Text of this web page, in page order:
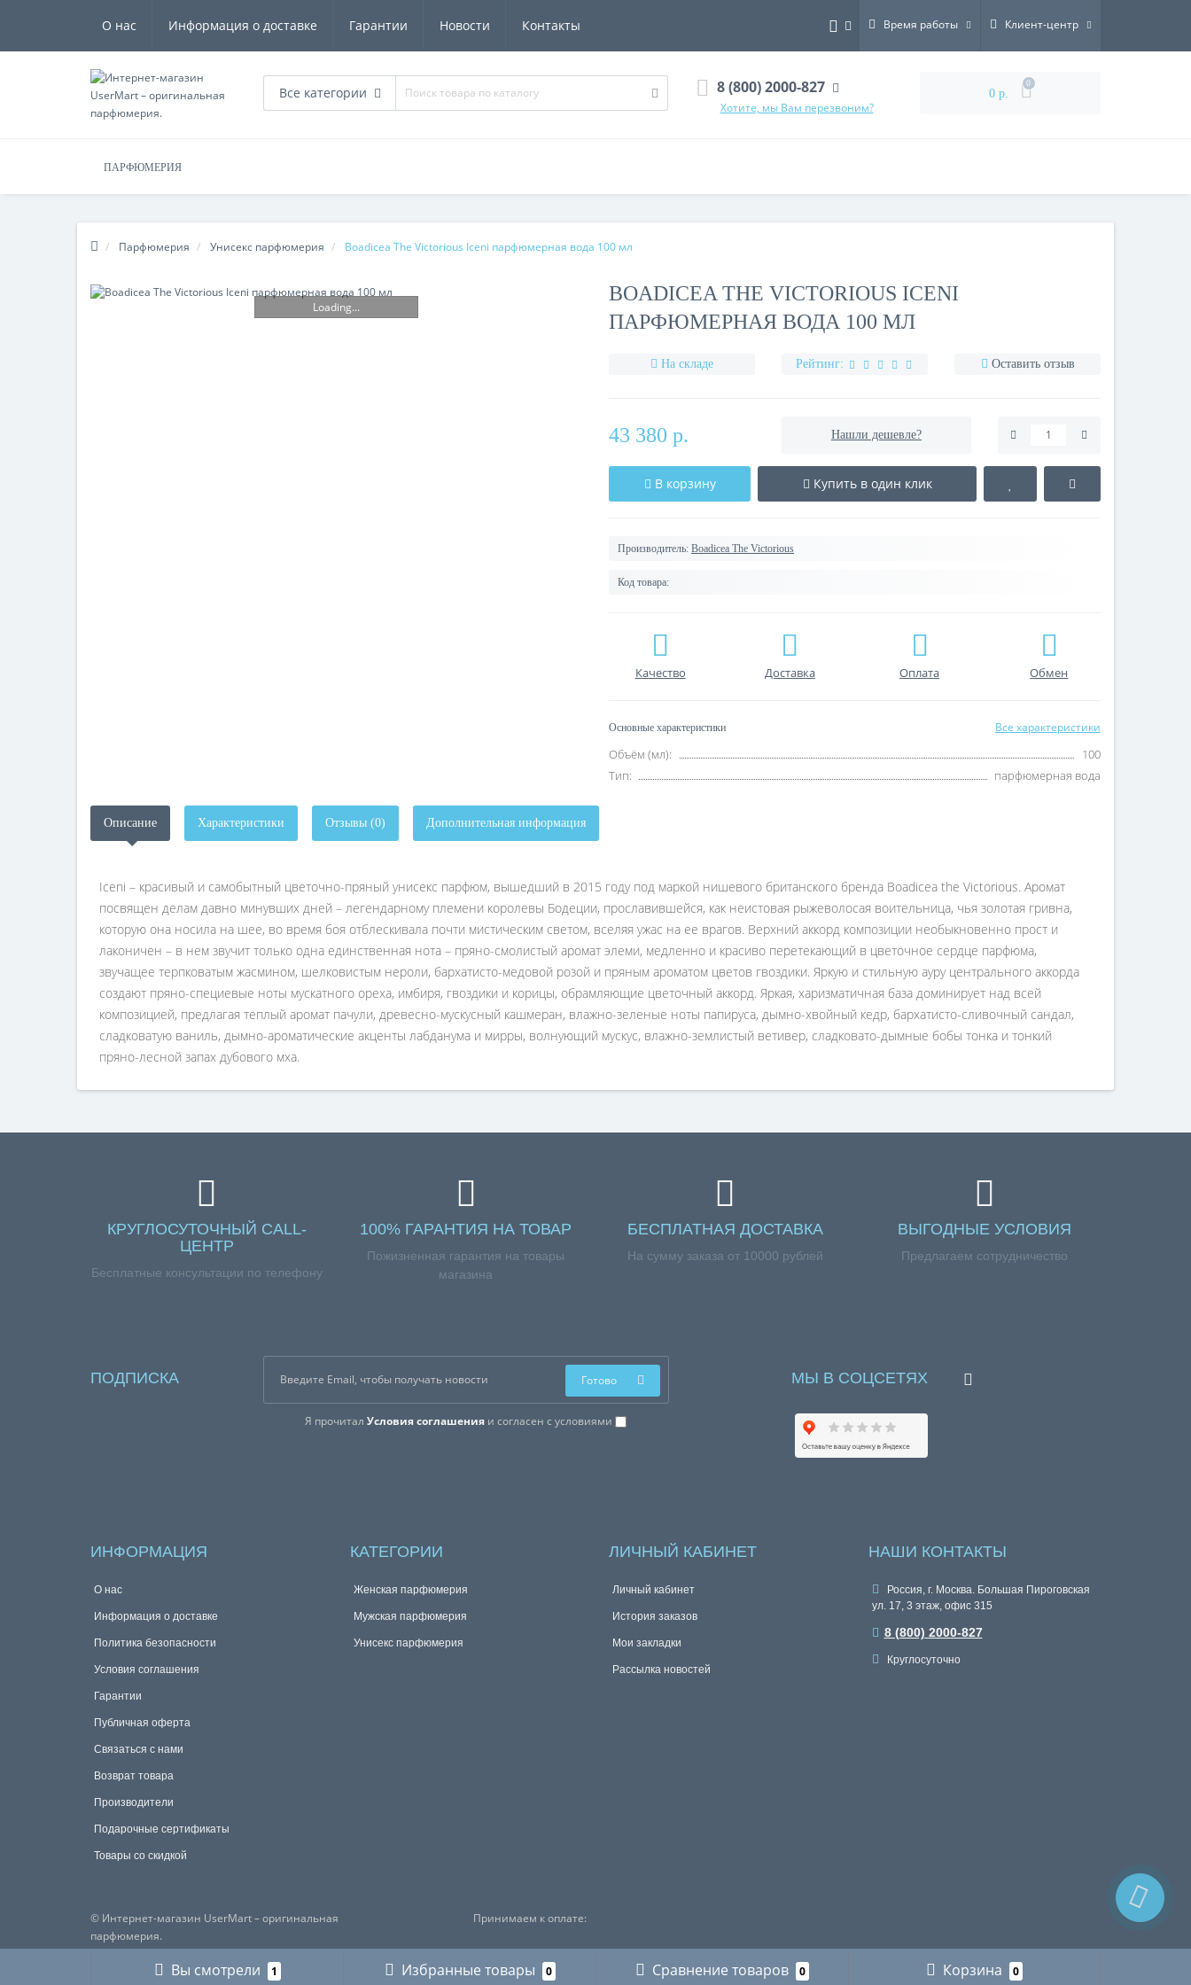
О нас Информация о доставке Гарантии Новости Контакты Время работы Клиент-центр
Все категории 8 (800) 2000-827
Хотите, мы Вам перезвоним?
0 р.
0
ПАРФЮМЕРИЯ
Парфюмерия Унисекс парфюмерия Boadicea The Victorious Iceni парфюмерная вода 100 мл
Loading...
BOADICEA THE VICTORIOUS ICENI
ПАРФЮМЕРНАЯ ВОДА 100 МЛ
На складе Рейтинг: Оставить отзыв
43 380 р. Нашли дешевле?
В корзину Купить в один клик
Производитель: Boadicea The Victorious
Код товара:
Качество Доставка Оплата Обмен
Основные характеристики Все характеристики
Объём (мл):
100
Тип:
парфюмерная вода
Описание Характеристики Отзывы (0) Дополнительная информация
Iceni – красивый и самобытный цветочно-пряный унисекс парфюм, вышедший в 2015 году под маркой нишевого британского бренда Boadicea the Victorious. Аромат
посвящен делам давно минувших дней – легендарному племени королевы Бодеции, прославившейся, как неистовая рыжеволосая воительница, чья золотая гривна,
которую она носила на шее, во время боя отблескивала почти мистическим светом, вселяя ужас на ее врагов. Верхний аккорд композиции необыкновенно прост и
лаконичен – в нем звучит только одна единственная нота – пряно-смолистый аромат элеми, медленно и красиво перетекающий в цветочное сердце парфюма,
звучащее терпковатым жасмином, шелковистым нероли, бархатисто-медовой розой и пряным ароматом цветов гвоздики. Яркую и стильную ауру центрального аккорда
создают пряно-специевые ноты мускатного ореха, имбиря, гвоздики и корицы, обрамляющие цветочный аккорд. Яркая, харизматичная база доминирует над всей
композицией, предлагая теплый аромат пачули, древесно-мускусный кашмеран, влажно-зеленые ноты папируса, дымно-хвойный кедр, бархатисто-сливочный сандал,
сладковатую ваниль, дымно-ароматические акценты лабданума и мирры, волнующий мускус, влажно-землистый ветивер, сладковато-дымные бобы тонка и тонкий
пряно-лесной запах дубового мха.
КРУГЛОСУТОЧНЫЙ CALL-
ЦЕНТР
Бесплатные консультации по телефону
100% ГАРАНТИЯ НА ТОВАР
Пожизненная гарантия на товары
магазина
БЕСПЛАТНАЯ ДОСТАВКА
На сумму заказа от 10000 рублей
ВЫГОДНЫЕ УСЛОВИЯ
Предлагаем сотрудничество
ПОДПИСКА
Я прочиталУсловия соглашения и согласен с условиями
Готово МЫ В СОЦСЕТЯХ
ИНФОРМАЦИЯ
О нас
Информация о доставке
Политика безопасности
Условия соглашения
Гарантии
Публичная оферта
Связаться с нами
Возврат товара
Производители
Подарочные сертификаты
Товары со скидкой
КАТЕГОРИИ
Женская парфюмерия
Мужская парфюмерия
Унисекс парфюмерия
ЛИЧНЫЙ КАБИНЕТ
Личный кабинет
История заказов
Мои закладки
Рассылка новостей
НАШИ КОНТАКТЫ
Россия, г. Москва. Большая Пироговская
ул. 17, 3 этаж, офис 315
8 (800) 2000-827
Круглосуточно
© Интернет-магазин UserMart – оригинальная
парфюмерия.
Принимаем к оплате:
Вы смотрели 1 Избранные товары 0 Сравнение товаров 0 Корзина 0